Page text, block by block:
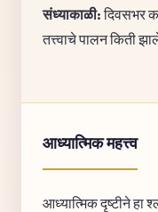
संध्याकाळी:दिवसभर
तत्त्वाचे पालन किती
आध्यात्मिक महत्त्व
आध्यात्मिक दृष्टीने हा